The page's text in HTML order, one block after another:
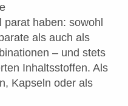
parat haben: sowohl
als auch als
– und stets
Inhaltsstoffen. Als
Kapseln oder als